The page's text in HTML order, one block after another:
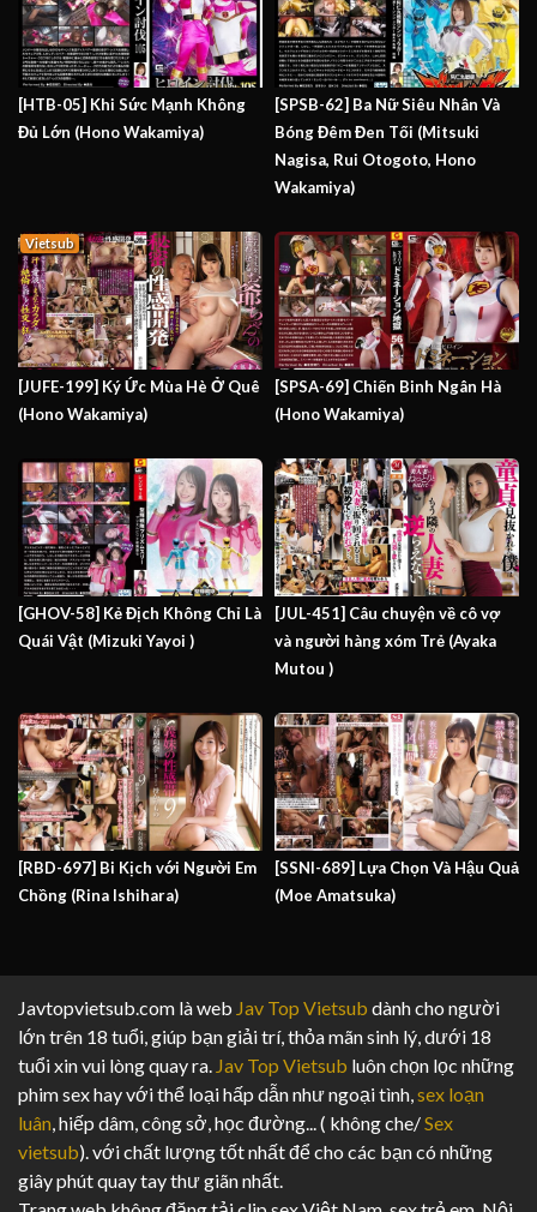
[HTB-05] Khi Sức Mạnh Không
Đủ Lớn (Hono Wakamiya)
[SPSB-62] Ba Nữ Siêu Nhân Và
Bóng Đêm Đen Tối (Mitsuki
Nagisa, Rui Otogoto, Hono
Wakamiya)
[JUFE-199] Ký Ức Mùa Hè Ở Quê
(Hono Wakamiya)
Vietsub
[SPSA-69] Chiến Binh Ngân Hà
(Hono Wakamiya)
[GHOV-58] Kẻ Địch Không Chỉ Là
Quái Vật (Mizuki Yayoi )
[JUL-451] Câu chuyện về cô vợ
và người hàng xóm Trẻ (Ayaka
Mutou )
[RBD-697] Bi Kịch với Người Em
Chồng (Rina Ishihara)
[SSNI-689] Lựa Chọn Và Hậu Quả
(Moe Amatsuka)
Javtopvietsub.com là web Jav Top Vietsub dành cho người
lớn trên 18 tuổi, giúp bạn giải trí, thỏa mãn sinh lý, dưới 18
tuổi xin vui lòng quay ra. Jav Top Vietsub luôn chọn lọc những
phim sex hay với thể loại hấp dẫn như ngoại tình, sex loạn
luân , hiếp dâm, công sở, học đường... ( không che/Sex
vietsub). với chất lượng tốt nhất để cho các bạn có những
giây phút quay tay thư giãn nhất.